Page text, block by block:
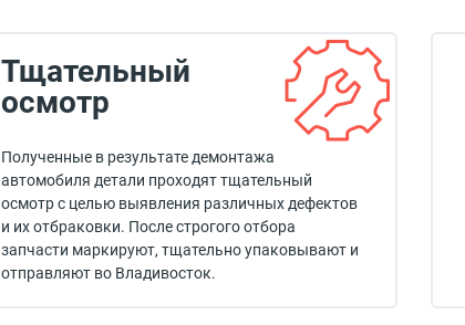
Тщательный
осмотр
Полученные в результате демонтажа
автомобиля детали проходят тщательный
осмотр с целью выявления различных дефектов
и их отбраковки. После строгого отбора
запчасти маркируют, тщательно упаковывают и
отправляют во Владивосток.